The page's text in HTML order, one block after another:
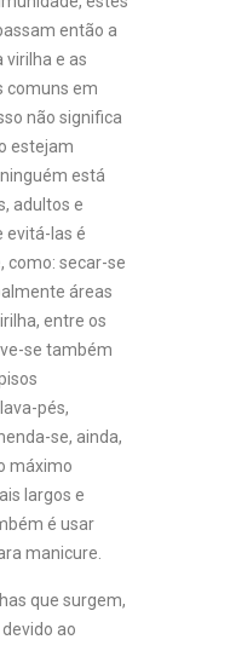
então a
virilha e as
comuns em
não significa
estejam
está
adultos e
evitá-las é
como: secar-se
áreas
entre os
se também
pés,
se, ainda,
máximo
largos e
é usar
manicure.
que surgem,
ao